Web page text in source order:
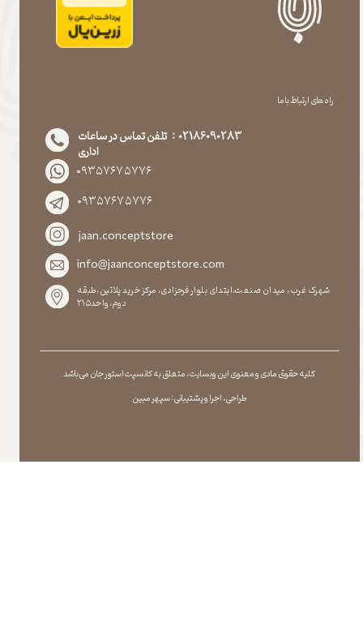
راه های ارتباط با ما
کلیه حقوق مادی و معنوی این وبسایت ، متعلق به کانسپت استور جان می باشد
طراحی ، اجرا و پشتیبانی : سپهر مبین
02186090283 : تلفن تماس در ساعات
اداری
۰۹۳۵۷۶۷۵۷۷۶
۰۹۳۵۷۶۷۵۷۷۶
jaan.conceptstore
info@jaanconceptstore.com
شهرک غرب، میدان صنعت،ابتدای بلوار فرحزادی، مرکز خرید پلاتین،طبقه
دوم،واحد۲۱۵